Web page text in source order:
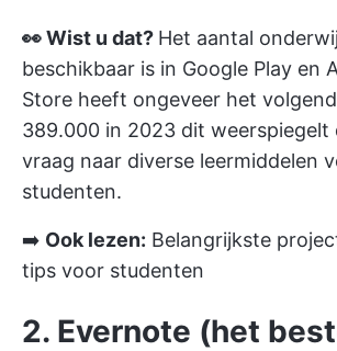
👀 Wist u dat? Het aantal
beschikbaar is in Google Play en
Store heeft ongeveer het
389.000 in 2023 dit weerspiegelt
vraag naar diverse leermiddelen
studenten.
➡️ Ook lezen: Belangrijkste
tips voor studenten
2. Evernote (het